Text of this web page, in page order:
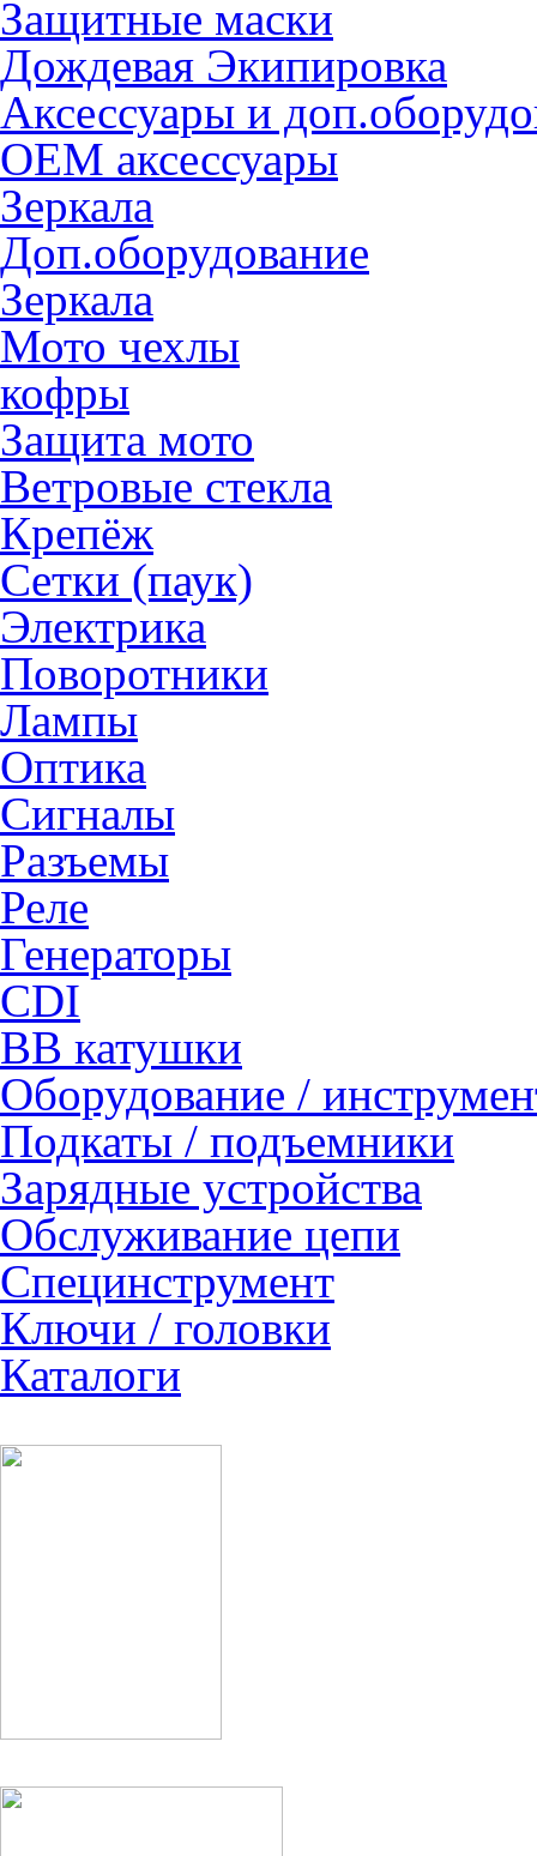
Защитные маски
Дождевая Экипировка
Аксессуары и
OEM аксессуары
Зеркала
Доп.оборудование
Зеркала
Мото чехлы
кофры
Защита мото
Ветровые стекла
Крепёж
Сетки (паук)
Электрика
Поворотники
Лампы
Оптика
Сигналы
Разъемы
Реле
Генераторы
CDI
ВВ катушки
Оборудование /
Подкаты / подъемники
Зарядные устройства
Обслуживание цепи
Специнструмент
Ключи / головки
Каталоги